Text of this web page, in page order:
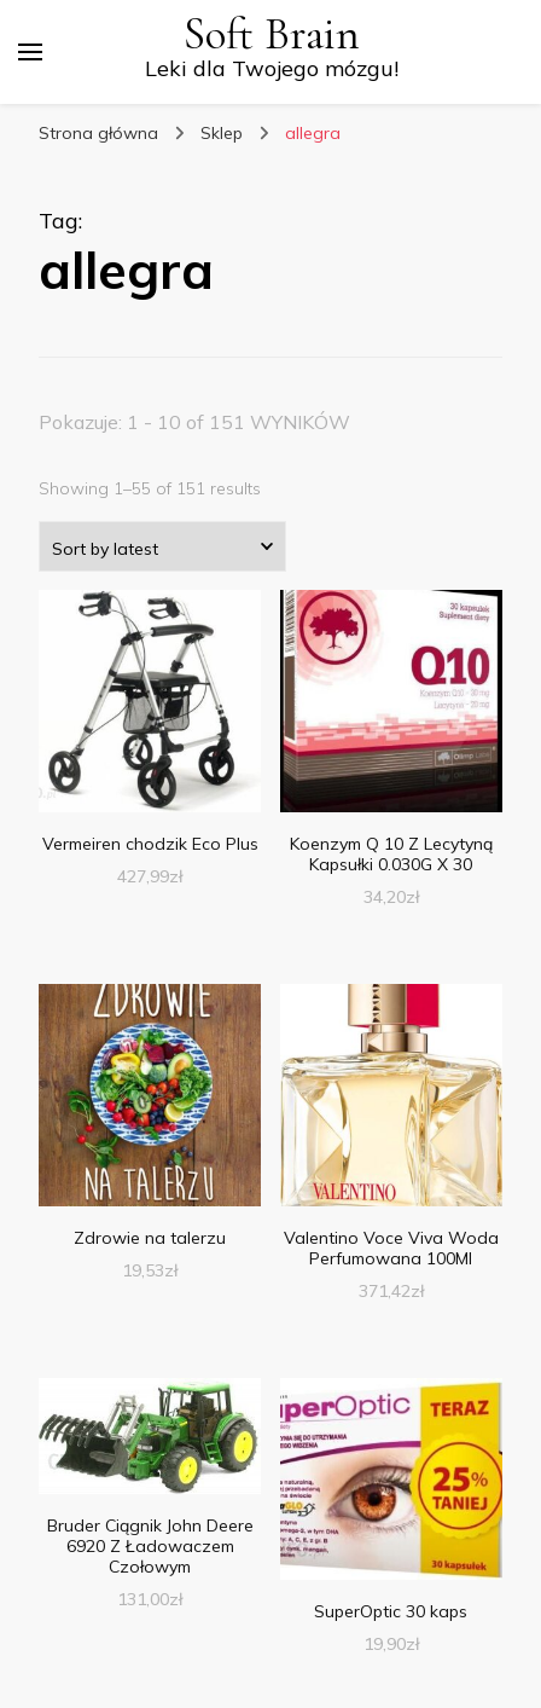
Soft Brain
Leki dla Twojego mózgu!
Strona główna Sklep allegra
Tag:
allegra
Pokazuje: 1 - 10 of 151 WYNIKÓW
Showing 1–55 of 151 results
Vermeiren chodzik Eco Plus
427,99zł
Koenzym Q 10 Z Lecytyną
Kapsułki 0.030G X 30
34,20zł
Zdrowie na talerzu
19,53zł
Valentino Voce Viva Woda
Perfumowana 100Ml
371,42zł
Bruder Ciągnik John Deere
6920 Z Ładowaczem
Czołowym
131,00zł
SuperOptic 30 kaps
19,90zł